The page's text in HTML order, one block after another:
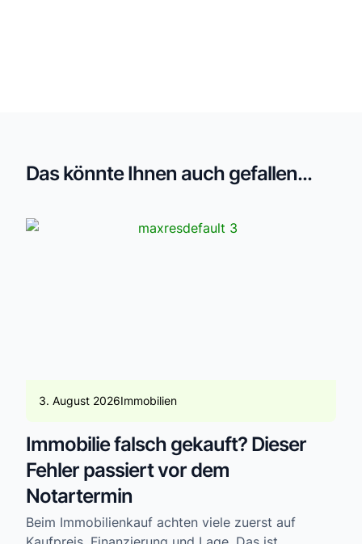
Das könnte Ihnen auch gefallen...
3. August 2026Immobilien
Immobilie falsch gekauft? Dieser
Fehler passiert vor dem
Notartermin
Beim Immobilienkauf achten viele zuerst auf